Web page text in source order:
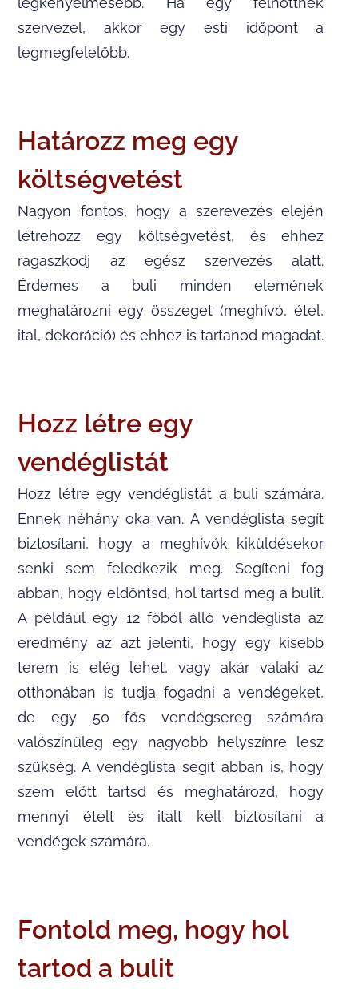
szervezel, akkor egy esti időpont a
legmegfelelőbb.
Határozz meg egy
költségvetést
Nagyon fontos, hogy a szerevezés elején
létrehozz egy költségvetést, és ehhez
ragaszkodj az egész szervezés alatt.
Érdemes a buli minden elemének
meghatározni egy összeget (meghívó, étel,
ital, dekoráció) és ehhez is tartanod magadat.
Hozz létre egy
vendéglistát
Hozz létre egy vendéglistát a buli számára.
Ennek néhány oka van. A vendéglista segít
biztosítani, hogy a meghívók kiküldésekor
senki sem feledkezik meg. Segíteni fog
abban, hogy eldöntsd, hol tartsd meg a bulit.
A például egy 12 főből álló vendéglista az
eredmény az azt jelenti, hogy egy kisebb
terem is elég lehet, vagy akár valaki az
otthonában is tudja fogadni a vendégeket,
de egy 50 fős vendégsereg számára
valószínűleg egy nagyobb helyszínre lesz
szükség. A vendéglista segít abban is, hogy
szem előtt tartsd és meghatározd, hogy
mennyi ételt és italt kell biztosítani a
vendégek számára.
Fontold meg, hogy hol
tartod a bulit